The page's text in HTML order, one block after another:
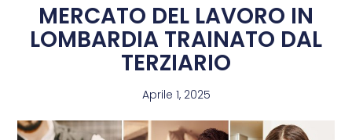
MERCATO DEL LAVORO IN
LOMBARDIA TRAINATO DAL
TERZIARIO
Aprile 1, 2025